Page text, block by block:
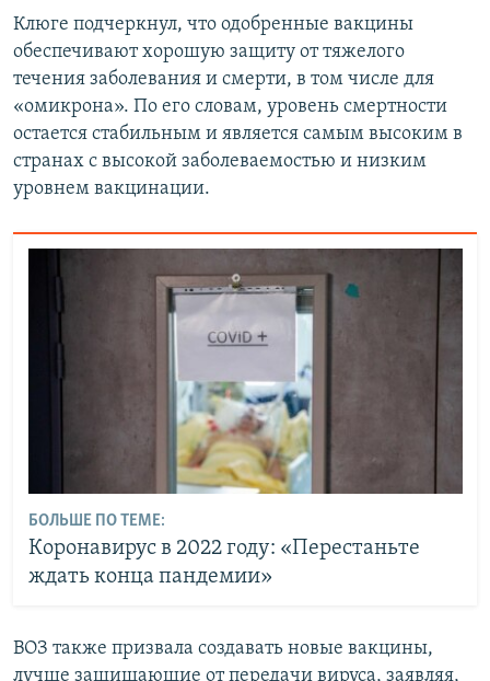
Клюге подчеркнул, что одобренные вакцины
обеспечивают хорошую защиту от тяжелого
течения заболевания и смерти, в том числе для
«омикрона». По его словам, уровень смертности
остается стабильным и является самым высоким в
странах с высокой заболеваемостью и низким
уровнем вакцинации.
БОЛЬШЕ ПО ТЕМЕ:
Коронавирус в 2022 году: «Перестаньте
ждать конца пандемии»
ВОЗ также призвала создавать новые вакцины,
лучше защищающие от передачи вируса, заявляя,